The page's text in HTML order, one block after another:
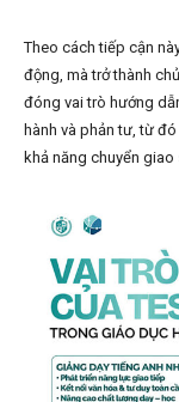
Theo cách tiếp cận
động, mà trở thành
đóng vai trò hướng
hành và phản tư, từ
khả năng chuyển